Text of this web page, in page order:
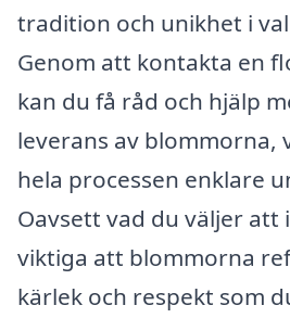
tradition och unikhet i
Genom att kontakta en
kan du få råd och hjälp
leverans av blommorna,
hela processen enklare
Oavsett vad du väljer att
viktiga att blommorna
kärlek och respekt som